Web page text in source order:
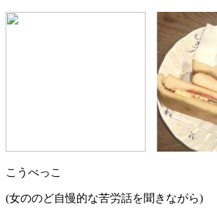
こうべっこ
(女ののど自慢的な苦労話を聞きながら)